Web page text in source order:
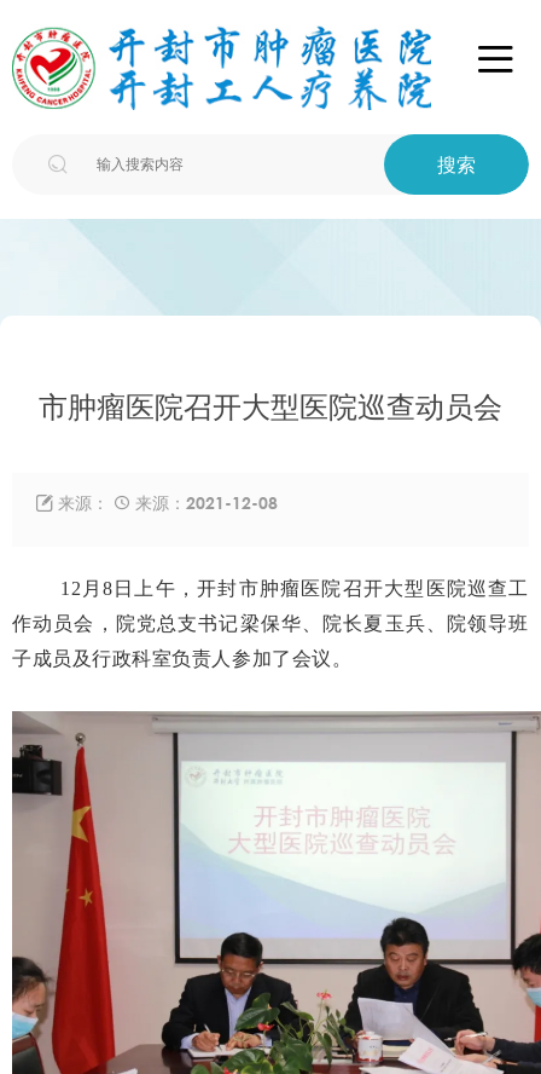

 搜索
市肿瘤医院召开大型医院巡查动员会
 来源：  来源：2021-12-08
12月8日上午，开封市肿瘤医院召开大型医院巡查工
作动员会，院党总支书记梁保华、院长夏玉兵、院领导班
子成员及行政科室负责人参加了会议。